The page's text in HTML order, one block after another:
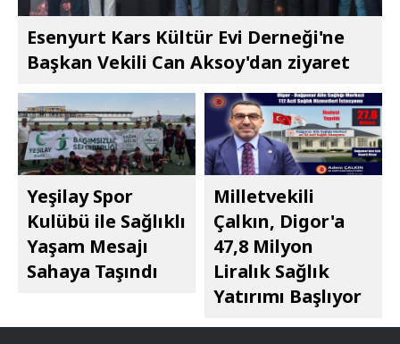
Esenyurt Kars Kültür Evi Derneği'ne
Başkan Vekili Can Aksoy'dan ziyaret
Yeşilay Spor
Kulübü ile Sağlıklı
Yaşam Mesajı
Sahaya Taşındı
Milletvekili
Çalkın, Digor'a
47,8 Milyon
Liralık Sağlık
Yatırımı Başlıyor